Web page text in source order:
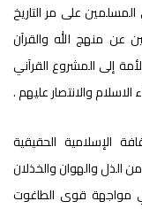
المسلمين على مر التاريخ
عن منهج الله والقرآن
إلى المشروع القرآني
والانتصار عليهم .
الإسلامية الحقيقية
الذل والهوان والخذلان
في مواجهة قوى الطاغوت